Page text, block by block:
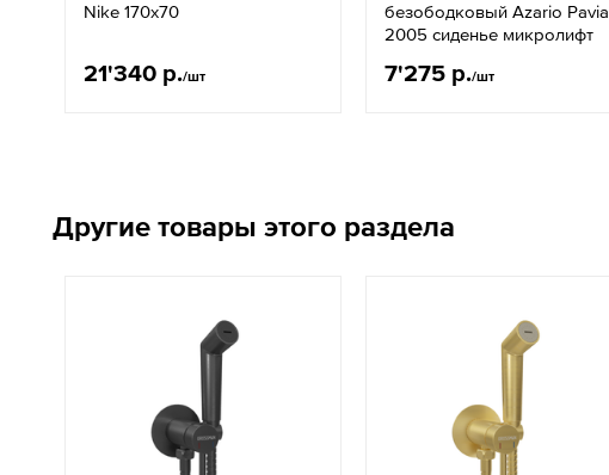
Nike 170x70
21'340 р./шт
безободковый Azario Pavia
2005 сиденье микролифт
7'275 р./шт
Другие товары этого раздела